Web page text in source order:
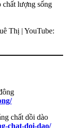
chất lượng sống
Thị | YouTube:
chất dồi dào
chat-doi-dao/